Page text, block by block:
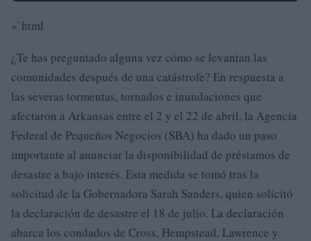
«`html
¿Te has preguntado alguna vez cómo se levantan las
comunidades después de una catástrofe? En respuesta a
las severas tormentas, tornados e inundaciones que
afectaron a Arkansas entre el 2 y el 22 de abril, la Agencia
Federal de Pequeños Negocios (SBA) ha dado un paso
importante al anunciar la disponibilidad de préstamos de
desastre a bajo interés. Esta medida se tomó tras la
solicitud de la Gobernadora Sarah Sanders, quien solicitó
la declaración de desastre el 18 de julio. La declaración
abarca los condados de Cross, Hempstead, Lawrence y